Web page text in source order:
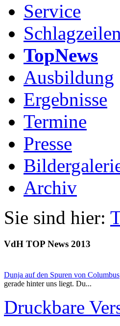
Service
Schlagzeilen
TopNews
Ausbildung
Ergebnisse
Termine
Presse
Archiv
Sie sind hier:
VdH TOP News 2013
Dunja auf den Spuren von Columbus
gerade hinter uns liegt. Du...
Druckbare